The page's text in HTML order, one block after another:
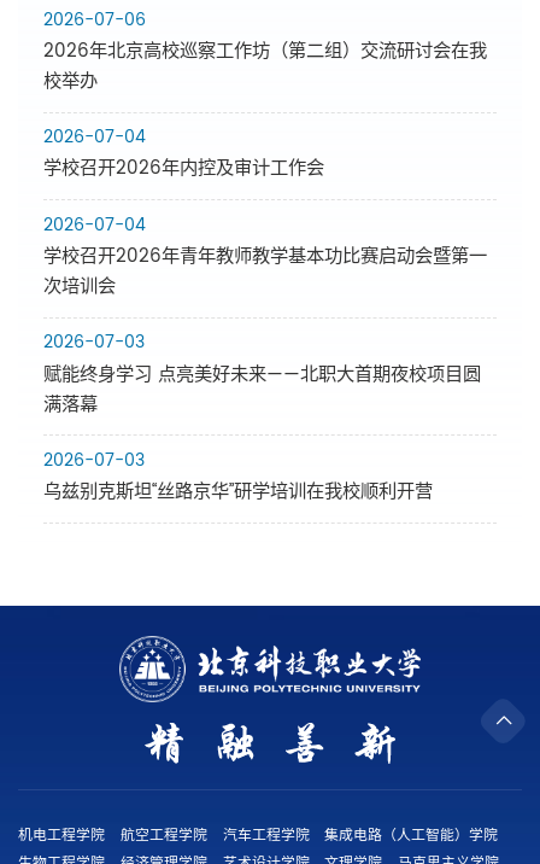
2026-07-06
2026年北京高校巡察工作坊（第二组）交流研讨会在我
校举办
2026-07-04
学校召开2026年内控及审计工作会
2026-07-04
学校召开2026年青年教师教学基本功比赛启动会暨第一
次培训会
2026-07-03
赋能终身学习 点亮美好未来——北职大首期夜校项目圆
满落幕
2026-07-03
乌兹别克斯坦“丝路京华”研学培训在我校顺利开营
机电工程学院 航空工程学院 汽车工程学院
集成电路（人工智能）学院